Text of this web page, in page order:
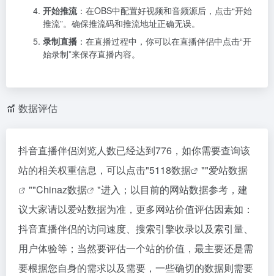
开始推流：在OBS中配置好视频和音频源后，点击“开始
推流”。确保推流码和推流地址正确无误。
录制直播 ：在直播过程中，你可以在直播伴侣中点击“开
始录制”来保存直播内容。
数据评估
抖音直播伴侣浏览人数已经达到776，如你需要查询该
站的相关权重信息，可以点击"5118数据 ""爱站数据
""Chinaz数据
"进入；以目前的网站数据参考，建
议大家请以爱站数据为准，更多网站价值评估因素如：
抖音直播伴侣的访问速度、搜索引擎收录以及索引量、
用户体验等；当然要评估一个站的价值，最主要还是需
要根据您自身的需求以及需要，一些确切的数据则需要